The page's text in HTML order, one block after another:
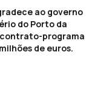
ao governo
do Porto da
contrato-programa
de euros.